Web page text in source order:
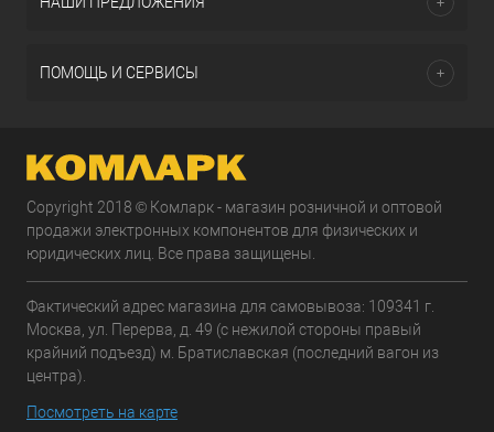
ПОМОЩЬ И СЕРВИСЫ
Copyright 2018 © Комларк - магазин розничной и оптовой
продажи электронных компонентов для физических и
юридических лиц. Все права защищены.
Фактический адрес магазина для самовывоза: 109341 г.
Москва, ул. Перерва, д. 49 (с нежилой стороны правый
крайний подъезд) м. Братиславская (последний вагон из
центра).
Посмотреть на карте